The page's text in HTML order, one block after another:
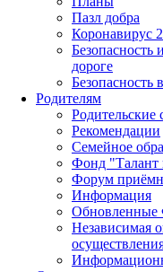
Пазл добра
Коронавирус
Безопасность
дороге
Безопасность
Родителям
Родительские
Рекомендации
Семейное
Фонд "Талант
Форум
Информация
Независимая